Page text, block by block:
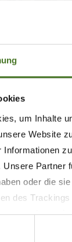
um Inhalte
Website
Informationen
Unsere Partner
oder die
des
ein,